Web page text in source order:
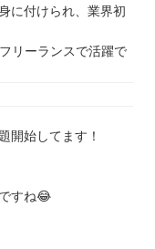
に付けられ、業界初
リーランスで活躍で
開始してます！
すね😂